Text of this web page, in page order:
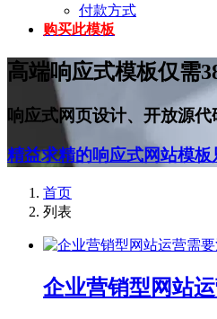
付款方式
购买此模板
高端响应式模板仅需
响应式网页设计、开放源
精益求精的响应式网站模板
首页
列表
企业营销型网站